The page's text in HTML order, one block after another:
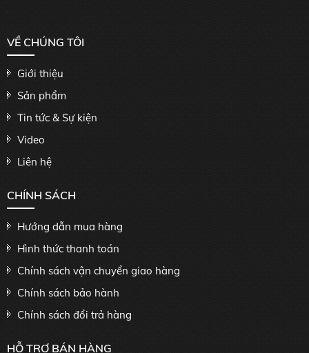
VỀ CHÚNG TÔI
Giới thiệu
Sản phẩm
Tin tức & Sự kiện
Video
Liên hệ
CHÍNH SÁCH
Hướng dẫn mua hàng
Hình thức thanh toán
Chính sách vận chuyển giao hàng
Chính sách bảo hành
Chính sách đổi trả hàng
HỖ TRỢ BÁN HÀNG